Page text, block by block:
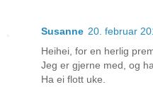
Susanne 20. februar
Heihei, for en herlig
Jeg er gjerne med, og
Ha ei flott uke.